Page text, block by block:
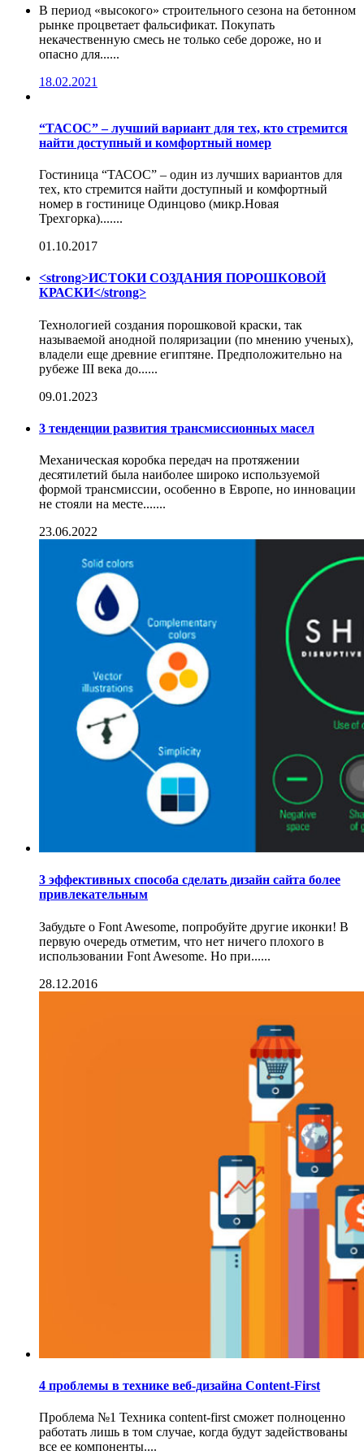
В период «высокого» строительного сезона на бетонном
рынке процветает фальсификат. Покупать
некачественную смесь не только себе дороже, но и
опасно для......
18.02.2021
“ТАСОС” – лучший вариант для тех, кто стремится
найти доступный и комфортный номер
Гостиница “ТАСОС” – один из лучших вариантов для
тех, кто стремится найти доступный и комфортный
номер в гостинице Одинцово (микр.Новая
Трехгорка).......
01.10.2017
<strong>ИСТОКИ СОЗДАНИЯ ПОРОШКОВОЙ
КРАСКИ</strong>
Технологией создания порошковой краски, так
называемой анодной поляризации (по мнению ученых),
владели еще древние египтяне. Предположительно на
рубеже III века до......
09.01.2023
3 тенденции развития трансмиссионных масел
Механическая коробка передач на протяжении
десятилетий была наиболее широко используемой
формой трансмиссии, особенно в Европе, но инновации
не стояли на месте.......
23.06.2022
3 эффективных способа сделать дизайн сайта более
привлекательным
Забудьте о Font Awesome, попробуйте другие иконки! В
первую очередь отметим, что нет ничего плохого в
использовании Font Awesome. Но при......
28.12.2016
4 проблемы в технике веб-дизайна Content-First
Проблема №1 Техника content-first сможет полноценно
работать лишь в том случае, когда будут задействованы
все ее компоненты....